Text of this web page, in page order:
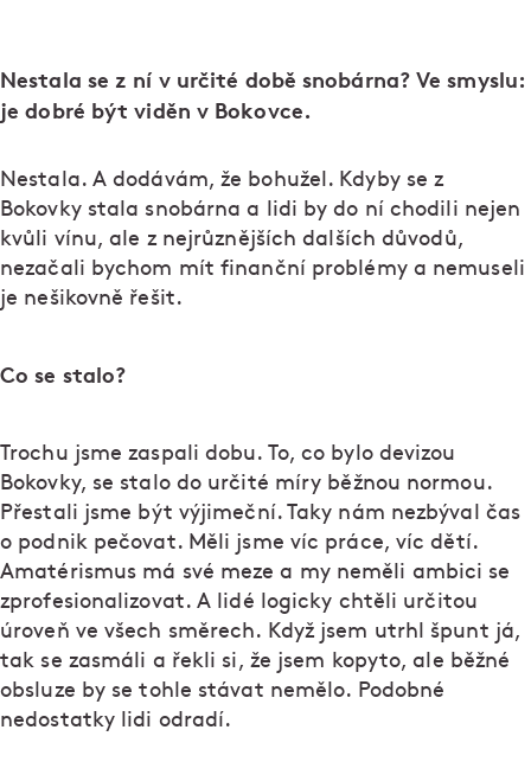
Nestala se z ní v určité době snobárna? Ve smyslu:
je dobré být viděn v Bokovce.
Nestala. A dodávám, že bohužel. Kdyby se z
Bokovky stala snobárna a lidi by do ní chodili nejen
kvůli vínu, ale z nejrůznějších dalších důvodů,
nezačali bychom mít finanční problémy a nemuseli
je nešikovně řešit.
Co se stalo?
Trochu jsme zaspali dobu. To, co bylo devizou
Bokovky, se stalo do určité míry běžnou normou.
Přestali jsme být výjimeční. Taky nám nezbýval čas
o podnik pečovat. Měli jsme víc práce, víc dětí.
Amatérismus má své meze a my neměli ambici se
zprofesionalizovat. A lidé logicky chtěli určitou
úroveň ve všech směrech. Když jsem utrhl špunt já,
tak se zasmáli a řekli si, že jsem kopyto, ale běžné
obsluze by se tohle stávat nemělo. Podobné
nedostatky lidi odradí.